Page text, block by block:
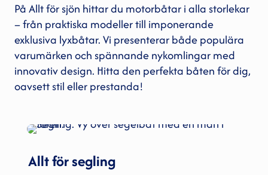
På Allt för sjön hittar du motorbåtar i alla storlekar
– från praktiska modeller till imponerande
exklusiva lyxbåtar. Vi presenterar både populära
varumärken och spännande nykomlingar med
innovativ design. Hitta den perfekta båten för dig,
oavsett stil eller prestanda!
Allt för segling